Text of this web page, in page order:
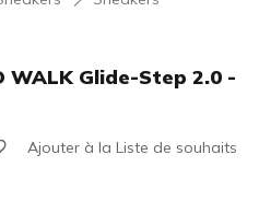
WALK Glide-Step 2.0 -
Ajouter à la Liste de souhaits